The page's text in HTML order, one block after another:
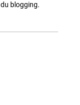
blogging.